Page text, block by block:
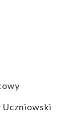
Uczniowski